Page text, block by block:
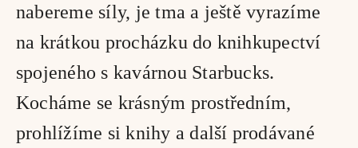
nabereme síly, je tma a ještě vyrazíme
na krátkou procházku do knihkupectví
spojeného s kavárnou Starbucks.
Kocháme se krásným prostředním,
prohlížíme si knihy a další prodávané